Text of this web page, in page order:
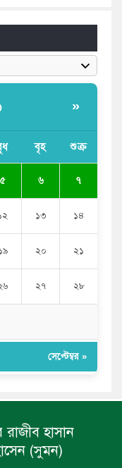
আপনারা দেখেননি:
»
বৃহ শুক্র
৫ ৬ ৭
১৩ ১৪
২০ ২১
২৭ ২৮
সেপ্টেম্বর »
রাজীব হাসান
(সুমন)